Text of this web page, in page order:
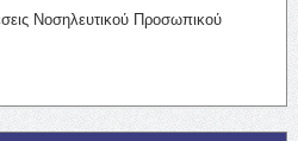
Νοσηλευτικού Προσωπικού